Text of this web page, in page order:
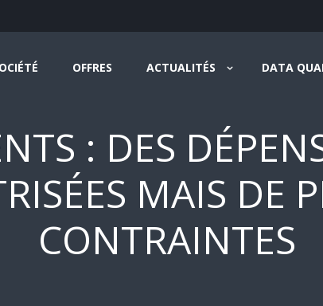
OFFRES ACTUALITÉS DATA
: DES
MAIS DE
CONTRAINTES